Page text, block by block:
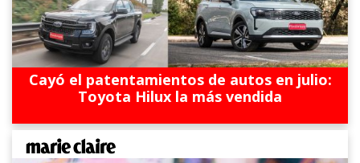
Cayó el patentamientos de autos en julio:
Toyota Hilux la más vendida